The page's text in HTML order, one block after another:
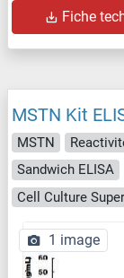
Fiche
MSTN Kit
MSTN
Sandwich ELISA
1 image